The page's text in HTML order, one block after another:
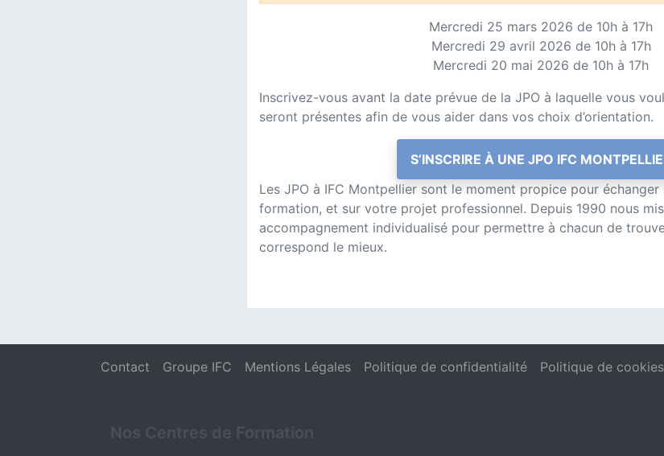
Mercredi 25 mars 2026 de 10h à 17h
Mercredi 29 avril 2026 de 10h à 17h
Mercredi 20 mai 2026 de 10h à 17h
Inscrivez-vous avant la date prévue de la JPO à laquelle vous
seront présentes afin de vous aider dans vos choix d’orientation.
S’INSCRIRE À UNE JPO IFC
Les JPO à IFC Montpellier sont le moment propice pour
formation, et sur votre projet professionnel. Depuis 1990 nous
accompagnement individualisé pour permettre à chacun de
correspond le mieux.
Contact Groupe IFC Mentions Légales Politique de confidentialité Politique de
Nos Centres de Formation